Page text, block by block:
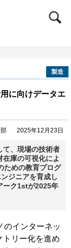
製造
に向けデータエ
2025年12月23日
て、現場の技術者
在庫の可視化によ
ための教育プログ
ジニアを育成し
ーク1stが2025年
インターネッ
トリー化を進め